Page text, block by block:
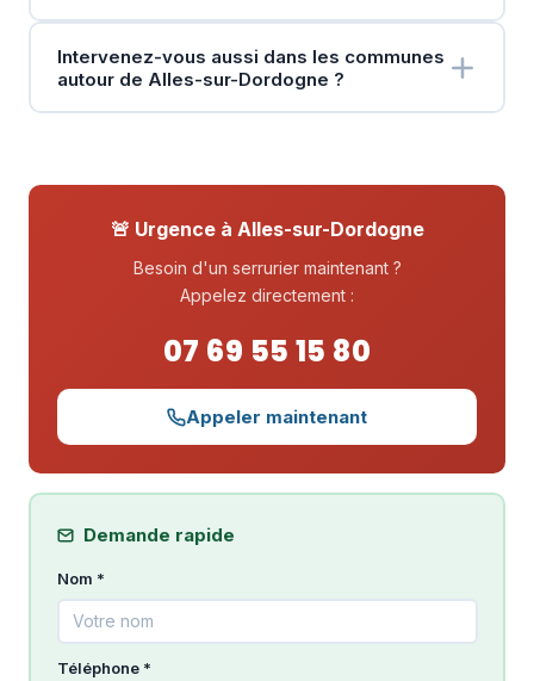
Intervenez-vous aussi dans les communes
autour de Alles-sur-Dordogne ?
🚨 Urgence à Alles-sur-Dordogne
Besoin d'un serrurier maintenant ?
Appelez directement :
07 69 55 15 80
Appeler maintenant
Demande rapide
Nom *
Téléphone *